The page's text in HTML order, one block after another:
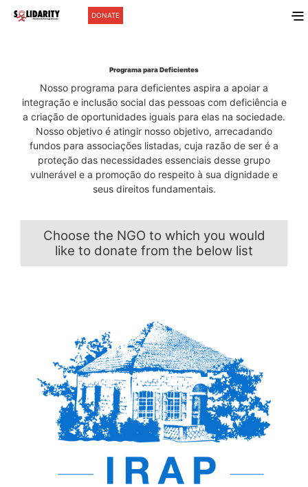
DONATE
Programa para Deficientes
Nosso programa para deficientes aspira a apoiar a
integração e inclusão social das pessoas com deficiência e
a criação de oportunidades iguais para elas na sociedade.
Nosso objetivo é atingir nosso objetivo, arrecadando
fundos para associações listadas, cuja razão de ser é a
proteção das necessidades essenciais desse grupo
vulnerável e a promoção do respeito à sua dignidade e
seus direitos fundamentais.
Choose the NGO to which you would
like to donate from the below list